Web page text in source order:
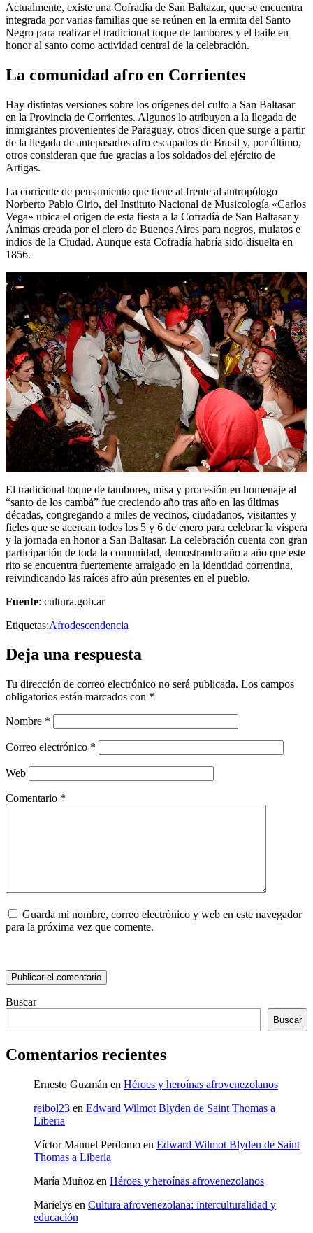
Actualmente, existe una Cofradía de San Baltazar, que se encuentra
integrada por varias familias que se reúnen en la ermita del Santo
Negro para realizar el tradicional toque de tambores y el baile en
honor al santo como actividad central de la celebración.
La comunidad afro en Corrientes
Hay distintas versiones sobre los orígenes del culto a San Baltasar
en la Provincia de Corrientes. Algunos lo atribuyen a la llegada de
inmigrantes provenientes de Paraguay, otros dicen que surge a partir
de la llegada de antepasados afro escapados de Brasil y, por último,
otros consideran que fue gracias a los soldados del ejército de
Artigas.
La corriente de pensamiento que tiene al frente al antropólogo
Norberto Pablo Cirio, del Instituto Nacional de Musicología «Carlos
Vega» ubica el origen de esta fiesta a la Cofradía de San Baltasar y
Ánimas creada por el clero de Buenos Aires para negros, mulatos e
indios de la Ciudad. Aunque esta Cofradía habría sido disuelta en
1856.
El tradicional toque de tambores, misa y procesión en homenaje al
“santo de los cambá” fue creciendo año tras año en las últimas
décadas, congregando a miles de vecinos, ciudadanos, visitantes y
fieles que se acercan todos los 5 y 6 de enero para celebrar la víspera
y la jornada en honor a San Baltasar. La celebración cuenta con gran
participación de toda la comunidad, demostrando año a año que este
rito se encuentra fuertemente arraigado en la identidad correntina,
reivindicando las raíces afro aún presentes en el pueblo.
Fuente: cultura.gob.ar
Etiquetas:Afrodescendencia
Deja una respuesta
Tu dirección de correo electrónico no será publicada. Los campos
obligatorios están marcados con *
Nombre *
Correo electrónico *
Web
Comentario *
Guarda mi nombre, correo electrónico y web en este navegador
para la próxima vez que comente.
Buscar
Buscar
Comentarios recientes
Ernesto Guzmán en Héroes y heroínas afrovenezolanos
reibol23 en Edward Wilmot Blyden de Saint Thomas a
Liberia
Víctor Manuel Perdomo en Edward Wilmot Blyden de Saint
Thomas a Liberia
María Muñoz en Héroes y heroínas afrovenezolanos
Marielys en Cultura afrovenezolana: interculturalidad y
educación